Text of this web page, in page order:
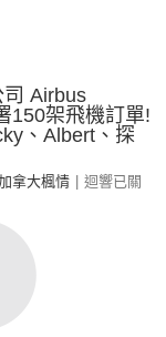
司 Airbus
150架飛機訂單!
、Albert、探
拿大楓情
迴響已關